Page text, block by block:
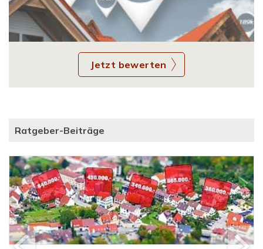
Jetzt bewerten
Ratgeber-Beiträge